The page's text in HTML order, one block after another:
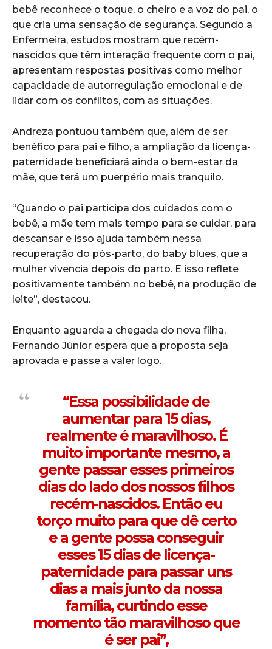
bebê reconhece o toque, o cheiro e a voz do pai, o
que cria uma sensação de segurança. Segundo a
Enfermeira, estudos mostram que recém-
nascidos que têm interação frequente com o pai,
apresentam respostas positivas como melhor
capacidade de autorregulação emocional e de
lidar com os conflitos, com as situações.
Andreza pontuou também que, além de ser
benéfico para pai e filho, a ampliação da licença-
paternidade beneficiará ainda o bem-estar da
mãe, que terá um puerpério mais tranquilo.
“Quando o pai participa dos cuidados com o
bebê, a mãe tem mais tempo para se cuidar, para
descansar e isso ajuda também nessa
recuperação do pós-parto, do baby blues, que a
mulher vivencia depois do parto. E isso reflete
positivamente também no bebê, na produção de
leite”, destacou.
Enquanto aguarda a chegada do nova filha,
Fernando Júnior espera que a proposta seja
aprovada e passe a valer logo.
“Essa possibilidade de
aumentar para 15 dias,
realmente é maravilhoso. É
muito importante mesmo, a
gente passar esses primeiros
dias do lado dos nossos filhos
recém-nascidos. Então eu
torço muito para que dê certo
e a gente possa conseguir
esses 15 dias de licença-
paternidade para passar uns
dias a mais junto da nossa
família, curtindo esse
momento tão maravilhoso que
é ser pai”,